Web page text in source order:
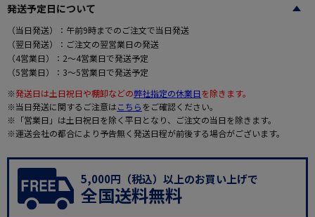
発送予定日について
（当日発送）：午前9時までのご注文で当日発送
（翌日発送）：ご注文の翌営業日の発送
（4営業日）：2～4営業日で発送予定
（5営業日）：3～5営業日で発送予定
※発送日は土日祝日や棚卸などの弊社指定の休業日を除きます。
※当日発送に関するご注意はこちらをご確認ください。
※「営業日」は土日祝日を除く平日となり、ご注文の当日を除きます。
※運送会社の都合により予告無く発送日程が前後する場合がございます。
5,000円（税込）以上のお買い上げで
全国送料無料